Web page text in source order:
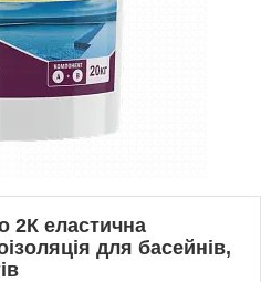
2К еластична
для басейнів,